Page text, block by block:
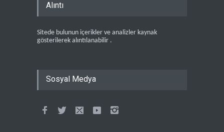
Alıntı
Sitede bulunun içerikler ve analizler kaynak
gösterilerek alıntılanabilir .
Sosyal Medya